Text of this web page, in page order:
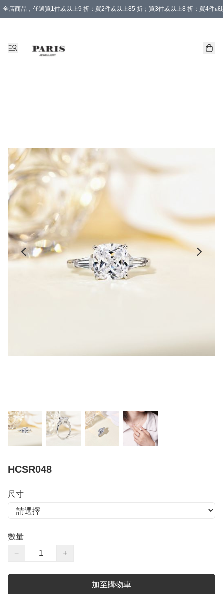
全店商品，任選買1件或以上9 折；買2件或以上85 折；買3件或以上8 折；買4件或
HCSR048
尺寸
數量
−
+
加至購物車